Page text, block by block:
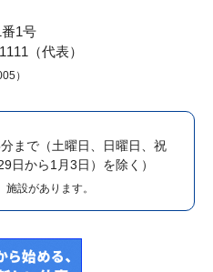
1号
（代表）
）
まで （土曜日、日曜日、祝
日から1月3日）を除く）
設があります。